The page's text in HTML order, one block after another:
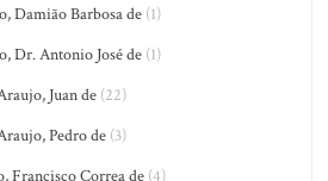
Damião Barbosa de(1)
Dr. Antonio José de(1)
Juan de(22)
Pedro de(3)
Francisco Correa de(4)